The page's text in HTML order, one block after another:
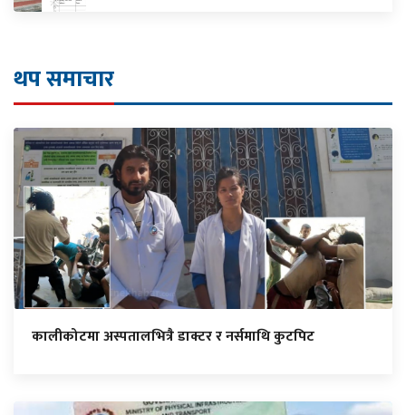
थप समाचार
कालीकोटमा अस्पतालभित्रै डाक्टर र नर्समाथि कुटपिट